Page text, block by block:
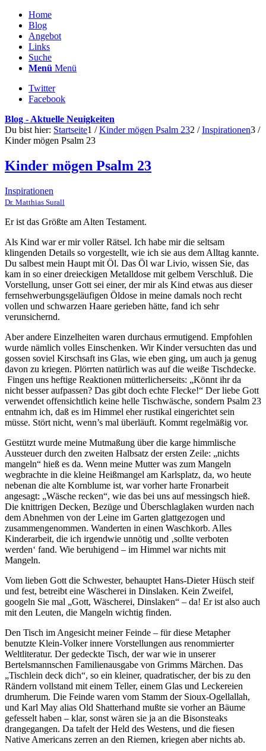
Home
Blog
Angebot
Links
Suche
Menü Menü
Twitter
Facebook
Blog - Aktuelle Neuigkeiten
Du bist hier: Startseite1 / Kinder mögen Psalm 232 / Inspirationen3 /
Kinder mögen Psalm 23
Kinder mögen Psalm 23
Inspirationen
Dr. Matthias Surall
Er ist das Größte am Alten Testament.
Als Kind war er mir voller Rätsel. Ich habe mir die seltsam
klingenden Details so vorgestellt, wie ich sie aus dem Alltag kannte.
Du salbest mein Haupt mit Öl. Das Öl war Livio, wissen Sie, das
kam in so einer dreieckigen Metalldose mit gelbem Verschluß. Die
Vorstellung, unser Gott sei einer, der mir als Kind etwas aus dieser
fernsehwerbungsgeläufigen Öldose in meine damals noch recht
vollen und schwarzen Haare gerieben hätte, fand ich sehr
verunsichernd.
Aber andere Einzelheiten waren durchaus ermutigend. Empfohlen
wurde nämlich volles Einschenken. Wir Kinder versuchten das und
gossen soviel Kirschsaft ins Glas, wie eben ging, um auch ja genug
davon zu kriegen. Plörrten natürlich was auf die weiße Tischdecke.
Fingen uns heftige Reaktionen mütterlicherseits: „Könnt ihr da
nicht besser aufpassen? Das gibt doch echte Flecke!“ Der liebe Gott
verwendet offensichtlich keine helle Tischwäsche, sondern Psalm 23
entnahm ich, daß es im Himmel eher rustikal eingerichtet sein
müsse. Stört nicht, wenn’s mal überläuft. Kommt regelmäßig vor.
Gestützt wurde meine Mutmaßung über die karge himmlische
Aussteuer durch den zweiten Halbsatz der ersten Zeile: „nichts
mangeln“ hieß es da. Wenn meine Mutter was zum Mangeln
wegbrachte in die kleine Heißmangel am Karlsplatz, da, wo heute
nebenan die alte Kornblume ist, war vorher harte Fronarbeit
angesagt: „Wäsche recken“, wie das bei uns auf messingsch hieß.
Die knittrigen Decken, Bezüge und Überschlaglaken wurden nach
dem Abnehmen von der Leine im Garten glattgezogen und
zusammengenommen. Wanderten in einen Waschkorb. Alles
Kinderarbeit, die ich irgendwie unnötig und ‚sollte verboten
werden‘ fand. Wie beruhigend – im Himmel war nichts mit
Mangeln.
Vom lieben Gott die Schwester, behauptet Hans-Dieter Hüsch steif
und fest, betreibt eine Wäscherei in Dinslaken. Kein Zweifel,
googeln Sie mal „Gott, Wäscherei, Dinslaken“ – da! Er ist also auch
mit den Leuten, die Mangeln wichtig finden.
Den Tisch im Angesicht meiner Feinde – für diese Metapher
benutzte Klein-Volker innere Vorstellungen aus renommierter
Weltliteratur. Der gedeckte Tisch, der war wie in unserer
Bertelsmannschen Familienausgabe von Grimms Märchen. Das
„Tischlein deck dich“, so ein kleiner, quadratischer, der bis zu den
Rändern vollstand mit einem Teller, einem Glas und Leckereien
drumherum. Die Feinde waren vom Stamm der Sioux-Ogellallah,
und Karl May alias Old Shatterhand mußte sie vorher an Bäume
gefesselt haben – klar, sonst wären sie ja an die Bisonsteaks
drangegangen. Da tafelt der Held des Westens, und die fiesen
Native Americans zerren an den Riemen, kriegen aber nichts ab.